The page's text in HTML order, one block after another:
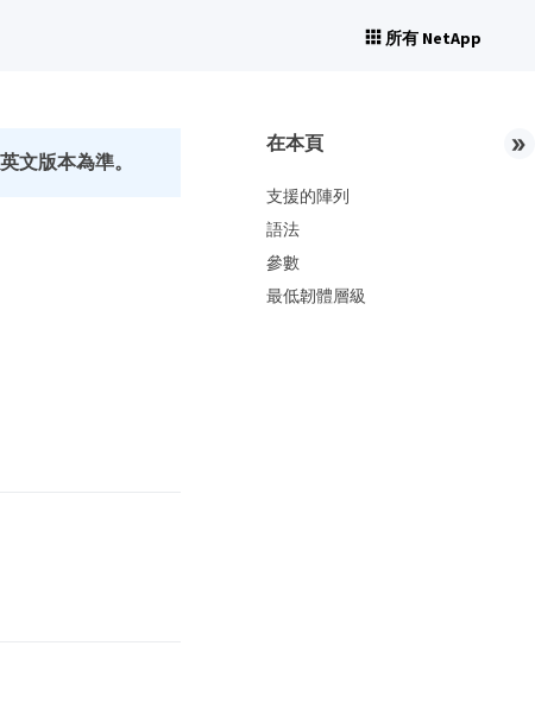
所有 NetApp
文版本為準。
在本頁
支援的陣列
語法
參數
最低韌體層級